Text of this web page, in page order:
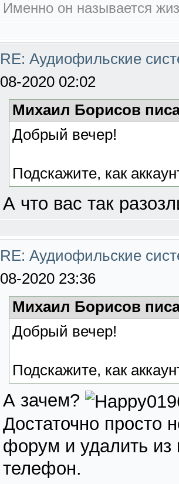
Именно он называется
RE: Аудиофильские
08-2020 02:02
Михаил Борисов
Добрый вечер!
Подскажите, как
А что вас так
RE: Аудиофильские
08-2020 23:36
Михаил Борисов
Добрый вечер!
Подскажите, как
А зачем?
Достаточно просто
форум и удалить из
телефон.